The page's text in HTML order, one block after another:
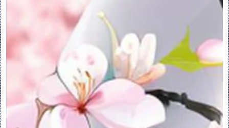
位置，则该更改不会影响指定区域特征。
PS：不能将指定区域用作实体化、加厚或相交
2.创建指定的区域
创建指定的区域：